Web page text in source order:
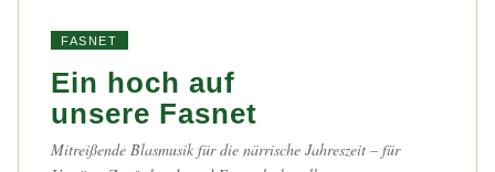
FASNET
Ein hoch auf
unsere Fasnet
Mitreißende Blasmusik für die närrische Jahreszeit – für